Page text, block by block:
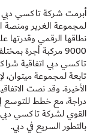
أبرمت شركة تاكسي دبي
لمجموعة الغرير ومنصة
نطاقها الرقمي
9000 مركبة أجرة
تاكسي دبي اتفاقية
تابعة لمجموعة
القوي لشركة تاكسي
بالتطور السريع في دبي.